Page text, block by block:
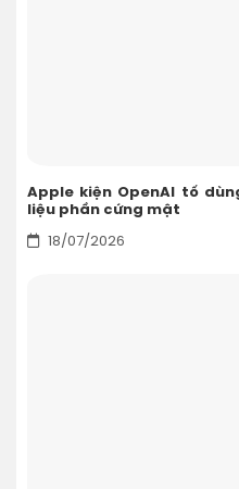
Apple kiện OpenAI tố
liệu phần cứng mật
18/07/2026